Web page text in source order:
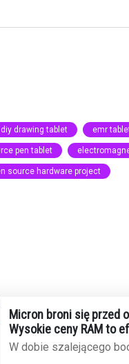
diy drawing tablet emr
pen tablet
source hardware project
Micron broni się przed
Wysokie ceny RAM to
niedoboru
W dobie szalejącego